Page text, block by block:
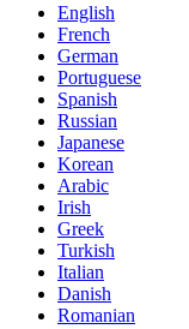
English
French
German
Portuguese
Spanish
Russian
Japanese
Korean
Arabic
Irish
Greek
Turkish
Italian
Danish
Romanian